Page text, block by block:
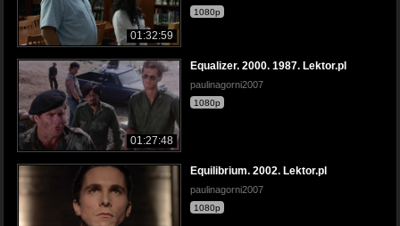
01:32:59
1080p
01:27:48
Equalizer. 2000. 1987. Lektor.pl
paulinagorni2007
1080p
Equilibrium. 2002. Lektor.pl
paulinagorni2007
1080p